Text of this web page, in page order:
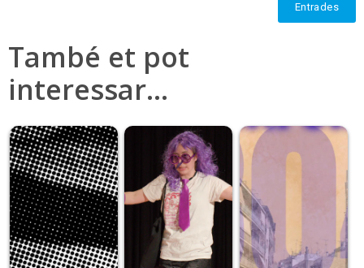
Entrades
També et pot
interessar…